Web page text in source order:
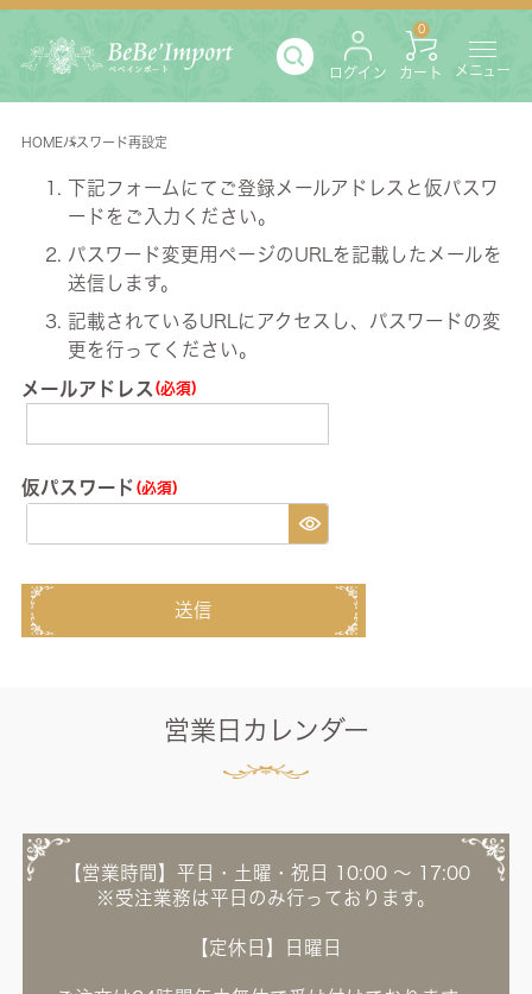
ログイン カート
0
メニュー
HOMEパスワード再設定
下記フォームにてご登録メールアドレスと仮パスワ
ードをご入力ください。
パスワード変更用ページのURLを記載したメールを
送信します。
記載されているURLにアクセスし、パスワードの変
更を行ってください。
メールアドレス
仮パスワード
送信
営業日カレンダー
【営業時間】平日・土曜・祝日 10:00 ～ 17:00
※受注業務は平日のみ行っております。
【定休日】日曜日